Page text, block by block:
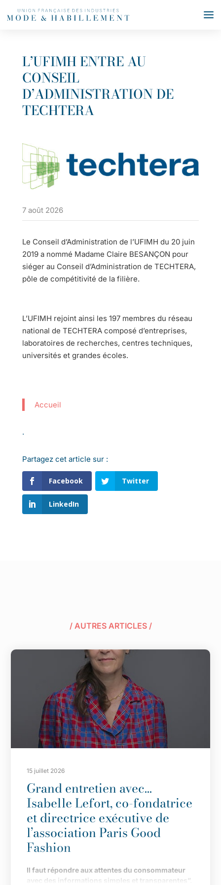
L’UFIMH ENTRE AU
CONSEIL
D’ADMINISTRATION DE
TECHTERA
7 août 2026
Le Conseil d’Administration de l’UFIMH du 20 juin
2019 a nommé Madame Claire BESANÇON pour
siéger au Conseil d’Administration de TECHTERA,
pôle de compétitivité de la filière.
L’UFIMH rejoint ainsi les 197 membres du réseau
national de TECHTERA composé d’entreprises,
laboratoires de recherches, centres techniques,
universités et grandes écoles.
Accueil
.
Partagez cet article sur :
Facebook Twitter
LinkedIn
/ AUTRES ARTICLES /
15 juillet 2026
Grand entretien avec…
Isabelle Lefort, co-fondatrice
et directrice exécutive de
l’association Paris Good
Fashion
Il faut répondre aux attentes du consommateur
avec des informations simples et transparentes”.